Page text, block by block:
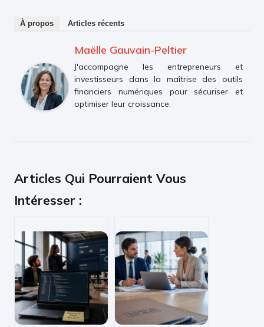
À propos Articles récents
Maëlle Gauvain-Peltier
J'accompagne les entrepreneurs et
investisseurs dans la maîtrise des outils
financiers numériques pour sécuriser et
optimiser leur croissance.
Articles Qui Pourraient Vous
Intéresser :